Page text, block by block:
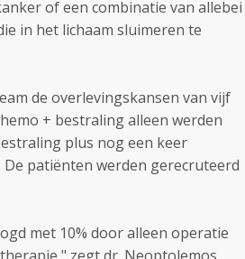
of een combinatie van allebei
in het lichaam sluimeren te
de overlevingskansen van vijf
+ bestraling alleen werden
plus nog een keer
patiënten werden gerecruteerd
met 10% door alleen operatie